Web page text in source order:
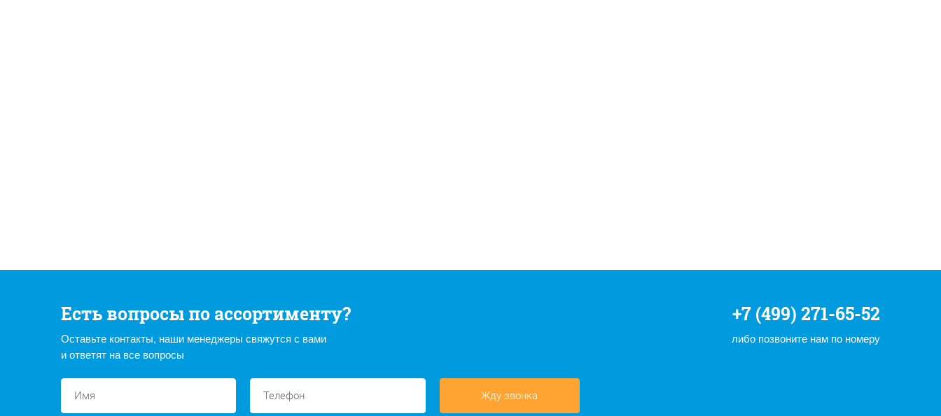
Есть вопросы по ассортименту?
Оставьте контакты, наши менеджеры свяжутся с вами
и ответят на все вопросы
+7 (499) 271-65-52
либо позвоните нам по номеру
Жду звонка